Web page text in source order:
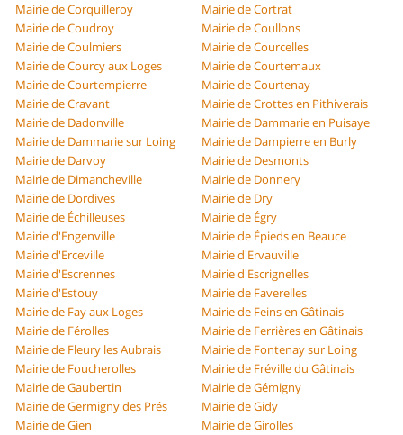
Mairie de Corquilleroy
Mairie de Cortrat
Mairie de Coudroy
Mairie de Coullons
Mairie de Coulmiers
Mairie de Courcelles
Mairie de Courcy aux Loges
Mairie de Courtemaux
Mairie de Courtempierre
Mairie de Courtenay
Mairie de Cravant
Mairie de Crottes en Pithiverais
Mairie de Dadonville
Mairie de Dammarie en Puisaye
Mairie de Dammarie sur Loing
Mairie de Dampierre en Burly
Mairie de Darvoy
Mairie de Desmonts
Mairie de Dimancheville
Mairie de Donnery
Mairie de Dordives
Mairie de Dry
Mairie de Échilleuses
Mairie de Égry
Mairie d'Engenville
Mairie de Épieds en Beauce
Mairie d'Erceville
Mairie d'Ervauville
Mairie d'Escrennes
Mairie d'Escrignelles
Mairie d'Estouy
Mairie de Faverelles
Mairie de Fay aux Loges
Mairie de Feins en Gâtinais
Mairie de Férolles
Mairie de Ferrières en Gâtinais
Mairie de Fleury les Aubrais
Mairie de Fontenay sur Loing
Mairie de Foucherolles
Mairie de Fréville du Gâtinais
Mairie de Gaubertin
Mairie de Gémigny
Mairie de Germigny des Prés
Mairie de Gidy
Mairie de Gien
Mairie de Girolles